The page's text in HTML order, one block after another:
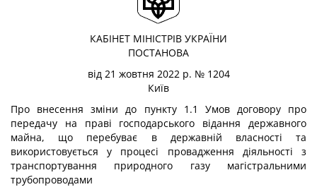
КАБІНЕТ МІНІСТРІВ УКРАЇНИ
ПОСТАНОВА
від 21 жовтня 2022 р. № 1204
Київ
Про внесення зміни до пункту 1.1 Умов договору про
передачу на праві господарського відання державного
майна, що перебуває в державній власності та
використовується у процесі провадження діяльності з
транспортування природного газу магістральними
трубопроводами